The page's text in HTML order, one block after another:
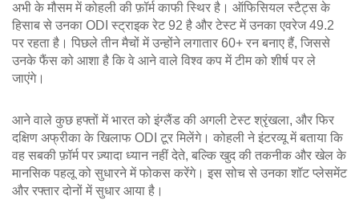
अभी के मौसम में कोहली की फ़ॉर्म काफी स्थिर है। ऑफिसियल स्टैट्स के
हिसाब से उनका ODI स्ट्राइक रेट 92 है और टेस्ट में उनका एवरेज 49.2
पर रहता है। पिछले तीन मैचों में उन्होंने लगातार 60+ रन बनाए हैं, जिससे
उनके फैंस को आशा है कि वे आने वाले विश्व कप में टीम को शीर्ष पर ले
जाएंगे।
आने वाले कुछ हफ्तों में भारत को इंग्लैंड की अगली टेस्ट श्रृंखला, और फिर
दक्षिण अफ्रीका के खिलाफ ODI टूर मिलेंगे। कोहली ने इंटरव्यू में बताया कि
वह सबकी फ़ॉर्म पर ज़्यादा ध्यान नहीं देते, बल्कि खुद की तकनीक और खेल के
मानसिक पहलू को सुधारने में फोकस करेंगे। इस सोच से उनका शॉट प्लेसमेंट
और रफ्तार दोनों में सुधार आया है।